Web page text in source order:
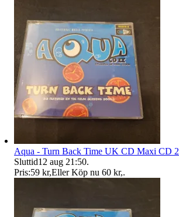
Aqua - Turn Back Time UK CD Maxi CD 2
Sluttid12 aug 21:50.
Pris:59 kr,Eller Köp nu 60 kr,.